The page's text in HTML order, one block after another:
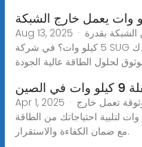
Aug 13, 2025 · هل تبحث عن عاكس طاقة مستقل عن الشبكة بقدرة
5 كيلو وات؟ في شركة SUG للطاقة الجديدة المحدودة، نحن موردك
Apr 1, 2025 · هل تبحث عن محولات طاقة موثوقة تعمل خارج
موديلاتنا بقدرة 9 كيلو وات لتلبية احتياجاتك من الطاقة
مع ضمان الكفاءة والاستقرار.